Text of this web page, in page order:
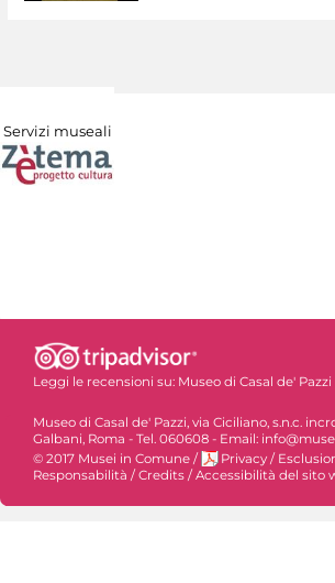
Servizi museali
Leggi le recensioni su: Museo di Casal de' Pazzi
Museo di Casal de' Pazzi, via Ciciliano, s.n.c.
Galbani, Roma - Tel. 060608 - Email:
© 2017 Musei in Comune / Privacy /
Responsabilità /Credits /Accessibilità del sito